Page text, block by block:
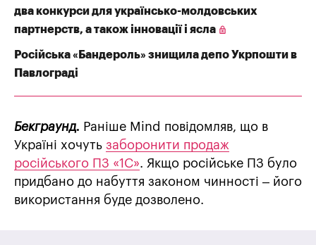
два конкурси для українсько-молдовських
партнерств, а також інновації і ясла
Російська «Бандероль» знищила депо Укрпошти в
Павлограді
Бекграунд. Раніше Mind повідомляв, що в
Україні хочуть заборонити продаж
російського ПЗ «1С». Якщо російське ПЗ було
придбано до набуття законом чинності – його
використання буде дозволено.